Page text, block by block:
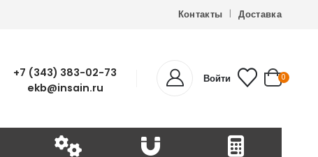
Контакты Доставка
+7 (343) 383-02-73
ekb@insain.ru
Войти 0